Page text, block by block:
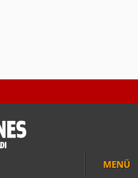
MENÜ